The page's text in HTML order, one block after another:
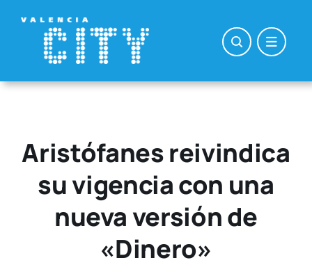
contenido
Aristófanes reivindica
su vigencia con una
nueva versión de
«Dinero»